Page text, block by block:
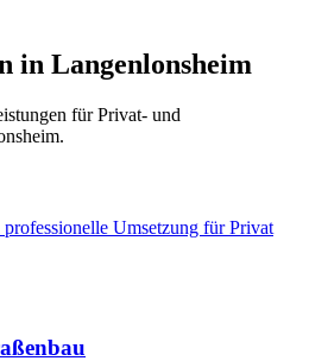
in Langenlonsheim
für Privat- und
.
Umsetzung für Privat